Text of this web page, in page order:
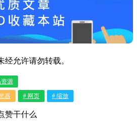
允许请勿转载。
源
器 # 网页 # 缩放
赞干什么